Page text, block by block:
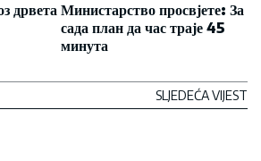
дрвета Министарство просвјете: За
сада план да час траје 45
минута
SLJEDEĆA VIJEST